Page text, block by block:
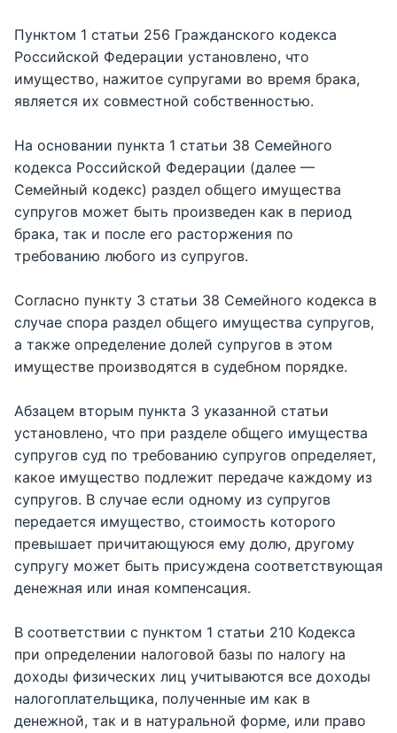
Пунктом 1 статьи 256 Гражданского кодекса
Российской Федерации установлено, что
имущество, нажитое супругами во время брака,
является их совместной собственностью.
На основании пункта 1 статьи 38 Семейного
кодекса Российской Федерации (далее —
Семейный кодекс) раздел общего имущества
супругов может быть произведен как в период
брака, так и после его расторжения по
требованию любого из супругов.
Согласно пункту 3 статьи 38 Семейного кодекса в
случае спора раздел общего имущества супругов,
а также определение долей супругов в этом
имуществе производятся в судебном порядке.
Абзацем вторым пункта 3 указанной статьи
установлено, что при разделе общего имущества
супругов суд по требованию супругов определяет,
какое имущество подлежит передаче каждому из
супругов. В случае если одному из супругов
передается имущество, стоимость которого
превышает причитающуюся ему долю, другому
супругу может быть присуждена соответствующая
денежная или иная компенсация.
В соответствии с пунктом 1 статьи 210 Кодекса
при определении налоговой базы по налогу на
доходы физических лиц учитываются все доходы
налогоплательщика, полученные им как в
денежной, так и в натуральной форме, или право